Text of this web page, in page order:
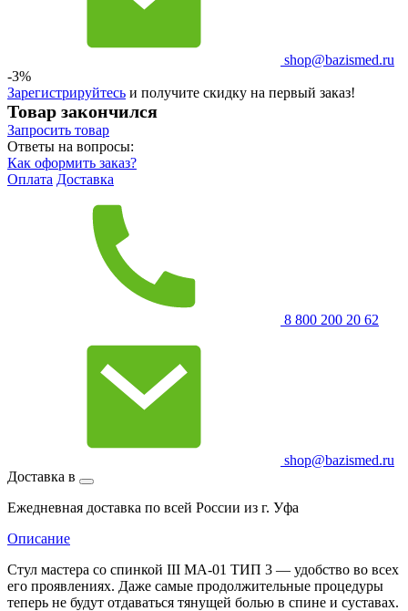
shop@bazismed.ru
-3%
Зарегистрируйтесь и получите скидку на первый заказ!
Товар закончился
Запросить товар
Ответы на вопросы:
Как оформить заказ?
Оплата Доставка
8 800 200 20 62
shop@bazismed.ru
Доставка в
Ежедневная доставка по всей России из г. Уфа
Описание
Стул мастера со спинкой III МА-01 ТИП 3 — удобство во всех
его проявлениях. Даже самые продолжительные процедуры
теперь не будут отдаваться тянущей болью в спине и суставах.